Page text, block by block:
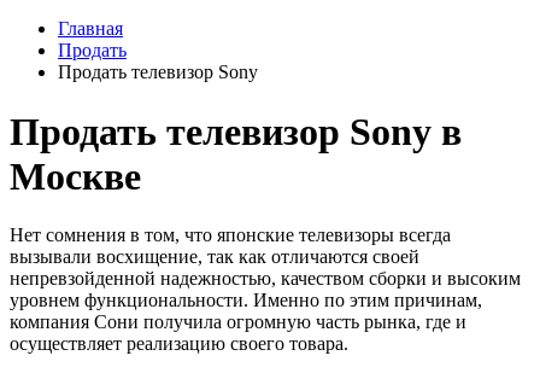
Главная
Продать
Продать телевизор Sony
Продать телевизор Sony в
Москве
Нет сомнения в том, что японские телевизоры всегда
вызывали восхищение, так как отличаются своей
непревзойденной надежностью, качеством сборки и высоким
уровнем функциональности. Именно по этим причинам,
компания Сони получила огромную часть рынка, где и
осуществляет реализацию своего товара.